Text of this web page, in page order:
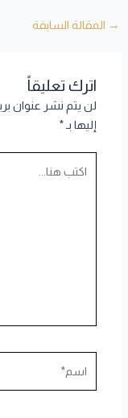
→ المقالة السابقة
اترك تعليقاً
لن يتم نشر عنوان
إليها بـ*